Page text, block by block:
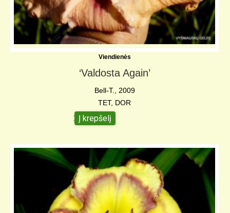
Viendienės
‘Valdosta Again’
Bell-T., 2009
TET, DOR
12,00€
Į krepšelį